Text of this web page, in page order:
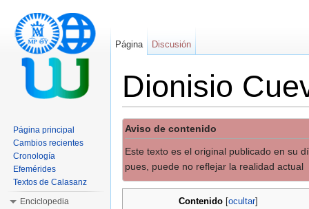
Dionisio
Aviso de contenido
Este texto es el original publicado en su
pues, puede no reflejar la realidad actual
Contenido ocultar]
Página Discusión
Página principal
Cambios recientes
Cronología
Efemérides
Textos de Calasanz
Enciclopedia